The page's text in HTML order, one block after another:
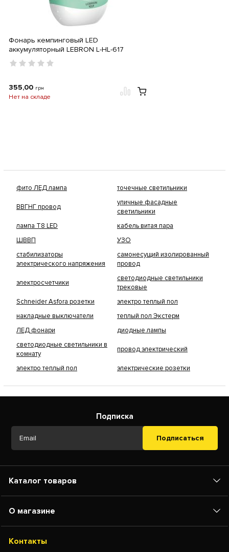
Фонарь кемпинговый LED
аккумуляторный LEBRON L-HL-617
355,00 грн
Нет на складе
фито ЛЕД лампа точечные светильники
ВВГНГ провод
уличные фасадные
светильники
лампа Т8 LED
кабель витая пара
ШВВП
УЗО
стабилизаторы
электрического напряжения
самонесущий изолированный
провод
электросчетчики
светодиодные светильники
трековые
Schneider Asfora розетки
электро теплый пол
накладные выключатели
теплый пол Экстерм
ЛЕД фонари
диодные лампы
светодиодные светильники в
комнату
провод электрический
электро теплый пол электрические розетки
Подписка
Подписаться
Каталог товаров
О магазине
Контакты